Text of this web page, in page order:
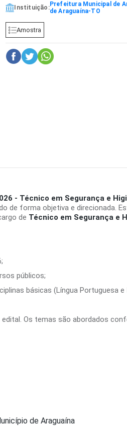
Instituição:Prefeitura Municipal de
de Araguaína-TO
Amostra
- Técnico em Segurança e
de forma objetiva e direcionada.
de Técnico em Segurança e
públicos;
básicas (Língua Portuguesa
Os temas são abordados
de Araguaína